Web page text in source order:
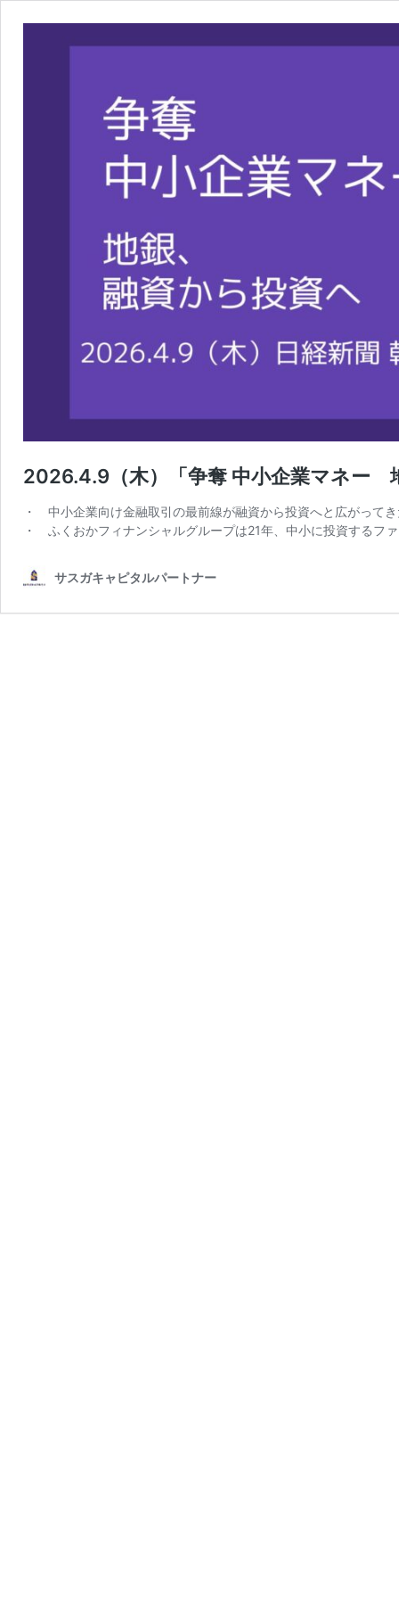
2026.4.9（木）「争奪 中小企業マネー
・ 中小企業向け金融取引の最前線が融資から投資へと広がって
・ ふくおかフィナンシャルグループは21年、中小に投資するフ
サスガキャピタルパートナー